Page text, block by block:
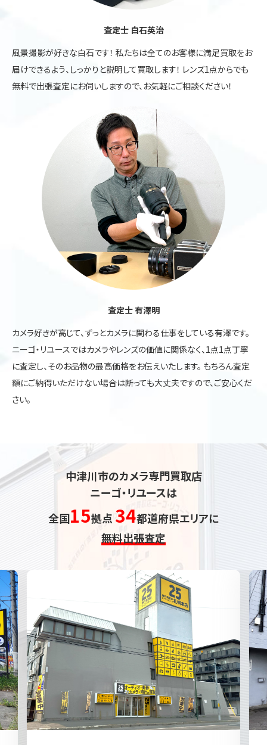
査定士 白石英治
風景撮影が好きな白石です！ 私たちは全てのお客様に満足買取をお
届けできるよう、しっかりと説明して買取します！ レンズ1点からでも
無料で出張査定にお伺いしますので、お気軽にご相談ください！
査定士 有澤明
カメラ好きが高じて、ずっとカメラに関わる仕事をしている有澤です。
ニーゴ・リユースではカメラやレンズの価値に関係なく、1点1点丁寧
に査定し、そのお品物の最高価格をお伝えいたします。 もちろん査定
額にご納得いただけない場合は断っても大丈夫ですので、ご安心くだ
さい。
中津川市のカメラ専門買取店
ニーゴ・リユースは
全国15拠点 34都道府県エリアに
無料出張査定